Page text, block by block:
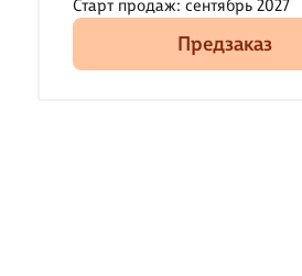
Старт продаж: сентябрь 2027
Предзаказ